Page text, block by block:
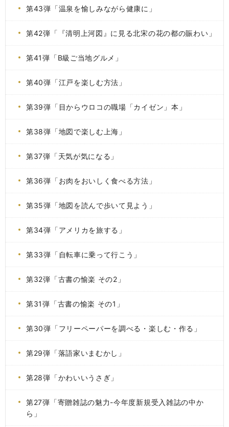
第43弾「温泉を愉しみながら健康に」
第42弾「『清明上河図』に見る北宋の花の都の賑わい」
第41弾「B級ご当地グルメ」
第40弾「江戸を楽しむ方法」
第39弾「目からウロコの職場「カイゼン」本」
第38弾「地図で楽しむ上海」
第37弾「天気が気になる」
第36弾「お肉をおいしく食べる方法」
第35弾「地図を読んで歩いて見よう」
第34弾「アメリカを旅する」
第33弾「自転車に乗って行こう」
第32弾「古書の愉楽 その2」
第31弾「古書の愉楽 その1」
第30弾「フリーペーパーを調べる・楽しむ・作る」
第29弾「落語家いまむかし」
第28弾「かわいいうさぎ」
第27弾「寄贈雑誌の魅力-今年度新規受入雑誌の中か
ら」